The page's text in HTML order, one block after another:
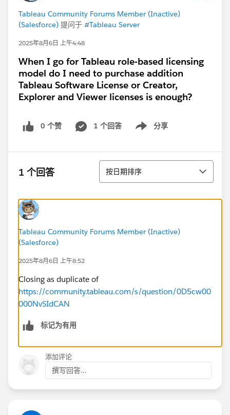
Tableau Community Forums Member (Inactive)
(Salesforce) 提问于 #Tableau Server
2025年8月6日 上午4:48
When I go for Tableau role-based licensing
model do I need to purchase addition
Tableau Software License or Creator,
Explorer and Viewer licenses is enough?
0 个赞 1 个回答 分享
Show menu
1 个回答 排序
按日期排序
Tableau Community Forums Member (Inactive)
(Salesforce)
2025年8月6日 上午8:52
Closing as duplicate of
https://community.tableau.com/s/question/0D5cw00
000NvSIdCAN
标记为有用
添加评论
撰写回答...